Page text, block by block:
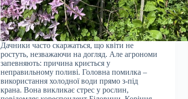
Дачники часто скаржаться, що квіти не
ростуть, незважаючи на догляд. Але агрономи
запевняють: причина криється у
неправильному поливі. Головна помилка –
використання холодної води прямо з-під
крана. Вона викликає стрес у рослин,